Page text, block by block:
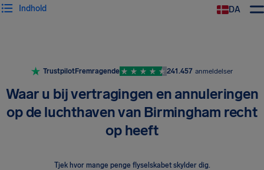
DA
Indhold
TrustpilotFremragende 241.457 anmeldelser
Waar u bij vertragingen en annuleringen
op de luchthaven van Birmingham recht
op heeft
Tjek hvor mange penge flyselskabet skylder dig.